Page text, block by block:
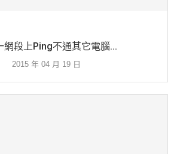
網段上Ping不通其它電腦...
2015 年 04 月 19 日